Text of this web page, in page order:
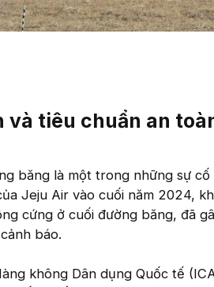
và tiêu chuẩn an
băng là một trong những sự
Jeju Air vào cuối năm 2024,
cứng ở cuối đường băng, đã
báo.
không Dân dụng Quốc tế